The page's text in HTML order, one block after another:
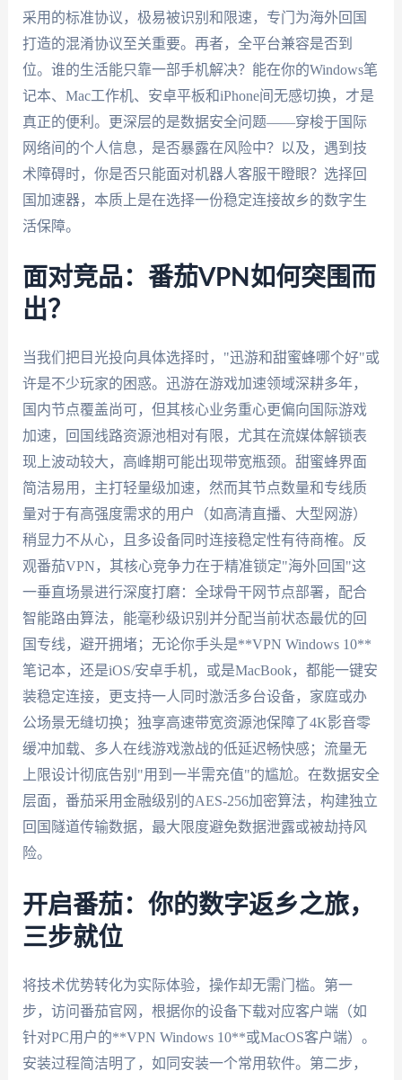
采用的标准协议，极易被识别和限速，专门为海外回国
打造的混淆协议至关重要。再者，全平台兼容是否到
位。谁的生活能只靠一部手机解决？能在你的Windows笔
记本、Mac工作机、安卓平板和iPhone间无感切换，才是
真正的便利。更深层的是数据安全问题——穿梭于国际
网络间的个人信息，是否暴露在风险中？以及，遇到技
术障碍时，你是否只能面对机器人客服干瞪眼？选择回
国加速器，本质上是在选择一份稳定连接故乡的数字生
活保障。
面对竞品：番茄VPN如何突围而
出？
当我们把目光投向具体选择时，"迅游和甜蜜蜂哪个好"或
许是不少玩家的困惑。迅游在游戏加速领域深耕多年，
国内节点覆盖尚可，但其核心业务重心更偏向国际游戏
加速，回国线路资源池相对有限，尤其在流媒体解锁表
现上波动较大，高峰期可能出现带宽瓶颈。甜蜜蜂界面
简洁易用，主打轻量级加速，然而其节点数量和专线质
量对于有高强度需求的用户（如高清直播、大型网游）
稍显力不从心，且多设备同时连接稳定性有待商榷。反
观番茄VPN，其核心竞争力在于精准锁定"海外回国"这
一垂直场景进行深度打磨：全球骨干网节点部署，配合
智能路由算法，能毫秒级识别并分配当前状态最优的回
国专线，避开拥堵；无论你手头是**VPN Windows 10**
笔记本，还是iOS/安卓手机，或是MacBook，都能一键安
装稳定连接，更支持一人同时激活多台设备，家庭或办
公场景无缝切换；独享高速带宽资源池保障了4K影音零
缓冲加载、多人在线游戏激战的低延迟畅快感；流量无
上限设计彻底告别"用到一半需充值"的尴尬。在数据安全
层面，番茄采用金融级别的AES-256加密算法，构建独立
回国隧道传输数据，最大限度避免数据泄露或被劫持风
险。
开启番茄：你的数字返乡之旅，
三步就位
将技术优势转化为实际体验，操作却无需门槛。第一
步，访问番茄官网，根据你的设备下载对应客户端（如
针对PC用户的**VPN Windows 10**或MacOS客户端）。
安装过程简洁明了，如同安装一个常用软件。第二步，